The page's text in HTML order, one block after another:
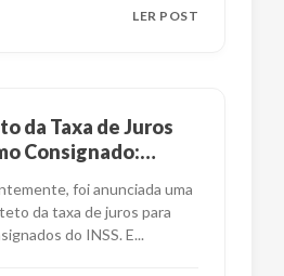
LER POST
da Taxa de Juros
Consignado:
foi anunciada uma
da taxa de juros para
do INSS. E...